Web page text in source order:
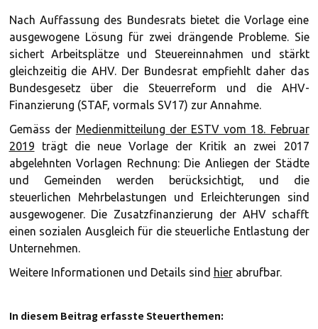
Nach Auffassung des Bundesrats bietet die Vorlage eine
ausgewogene Lösung für zwei drängende Probleme. Sie
sichert Arbeitsplätze und Steuereinnahmen und stärkt
gleichzeitig die AHV. Der Bundesrat empfiehlt daher das
Bundesgesetz über die Steuerreform und die AHV-
Finanzierung (STAF, vormals SV17) zur Annahme.
Gemäss der Medienmitteilung der ESTV vom 18. Februar
2019 trägt die neue Vorlage der Kritik an zwei 2017
abgelehnten Vorlagen Rechnung: Die Anliegen der Städte
und Gemeinden werden berücksichtigt, und die
steuerlichen Mehrbelastungen und Erleichterungen sind
ausgewogener. Die Zusatzfinanzierung der AHV schafft
einen sozialen Ausgleich für die steuerliche Entlastung der
Unternehmen.
Weitere Informationen und Details sind hierabrufbar.
In diesem Beitrag erfasste Steuerthemen: